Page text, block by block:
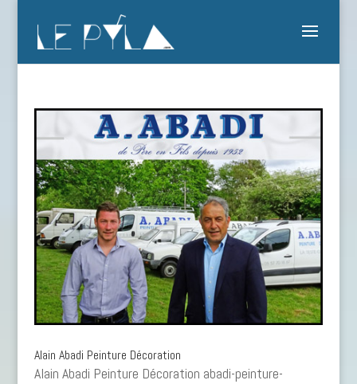
Alain Abadi Peinture Décoration
Alain Abadi Peinture Décoration abadi-peinture-